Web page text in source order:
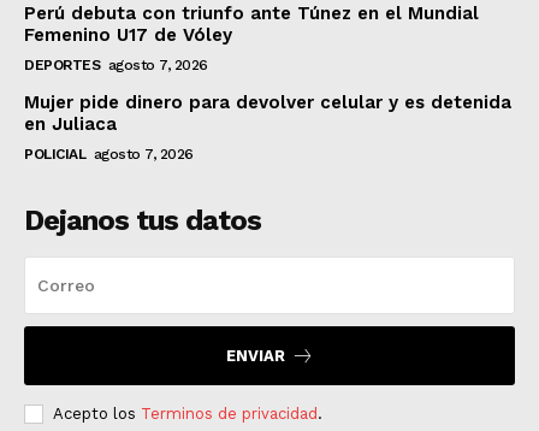
Perú debuta con triunfo ante Túnez en el Mundial
Femenino U17 de Vóley
DEPORTES agosto 7, 2026
Mujer pide dinero para devolver celular y es detenida
en Juliaca
POLICIAL agosto 7, 2026
Dejanos tus datos
ENVIAR
Acepto los Terminos de privacidad.